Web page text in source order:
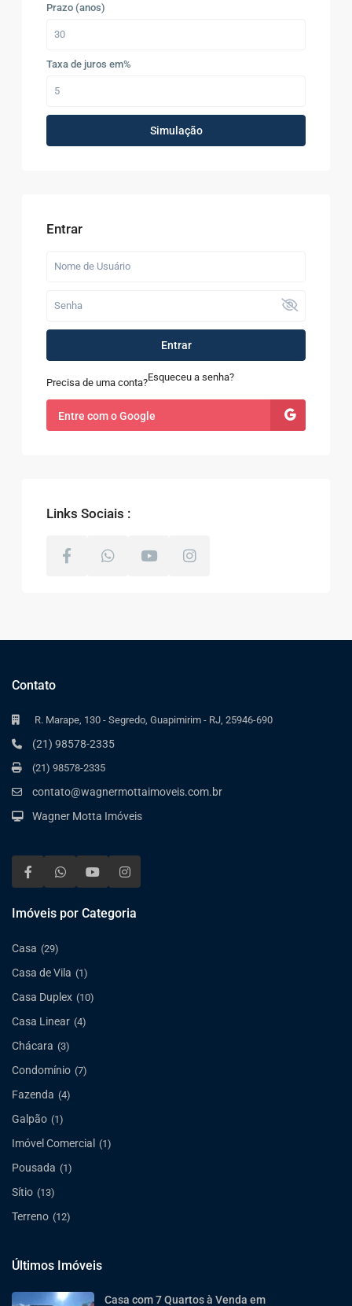
Prazo (anos)
Taxa de juros em%
Simulação
Entrar
Entrar
Precisa de uma conta?Esqueceu a senha?
Entre com o Google
Links Sociais :
Contato
R. Marape, 130 - Segredo, Guapimirim - RJ, 25946-690
(21) 98578-2335
(21) 98578-2335
contato@wagnermottaimoveis.com.br
Wagner Motta Imóveis
Imóveis por Categoria
Casa (29)
Casa de Vila (1)
Casa Duplex (10)
Casa Linear (4)
Chácara (3)
Condomínio (7)
Fazenda (4)
Galpão (1)
Imóvel Comercial (1)
Pousada (1)
Sítio (13)
Terreno (12)
Últimos Imóveis
Casa com 7 Quartos à Venda em